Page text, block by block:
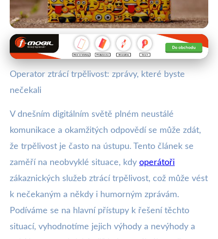
Zákaznická podpora a její výzvy
Když Operátoři Ztratí Trpělivost:
Humor a Emoce ve Službách
Operator ztrácí trpělivost: zprávy, které byste
nečekali
V dnešním digitálním světě plném neustálé
komunikace a okamžitých odpovědí se může zdát,
že trpělivost je často na ústupu. Tento článek se
zaměří na neobvyklé situace, kdy operátoři
zákaznických služeb ztrácí trpělivost, což může vést
k nečekaným a někdy i humorným zprávám.
Podíváme se na hlavní přístupy k řešení těchto
situací, vyhodnotíme jejich výhody a nevýhody a